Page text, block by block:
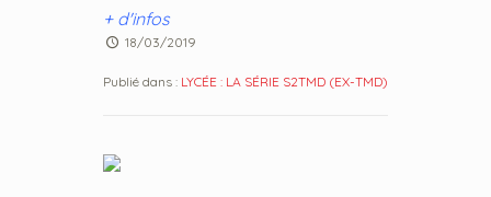
+ d'infos
18/03/2019
Publié dans : LYCÉE : LA SÉRIE S2TMD (EX-TMD)